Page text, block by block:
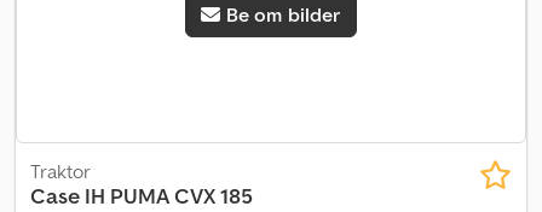
Be om bilder
Traktor
Case IH PUMA CVX 185